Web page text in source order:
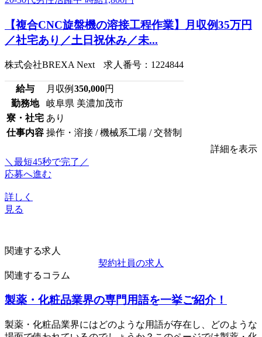
【複合CNC旋盤機の溶接工程作業】月収例35万円
／社宅あり／土日祝休み／未...
株式会社BREXA Next 求人番号：1224844
給与 月収例 350,000円
勤務地
岐阜県 美濃加茂市
寮・社宅 あり
仕事内容 操作・溶接 / 機械系工場 / 交替制
詳細を表示
＼最短45秒で完了／
応募へ進む
詳しく
見る
関連する求人
契約社員の求人
関連するコラム
製薬・化粧品業界の専門用語を一挙ご紹介！
製薬・化粧品業界にはどのような用語が存在し、どのような